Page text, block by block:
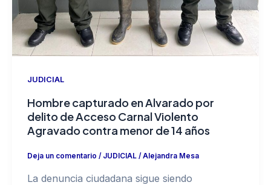
JUDICIAL
Hombre capturado en Alvarado por
delito de Acceso Carnal Violento
Agravado contra menor de 14 años
Deja un comentario / JUDICIAL/ Alejandra Mesa
La denuncia ciudadana sigue siendo